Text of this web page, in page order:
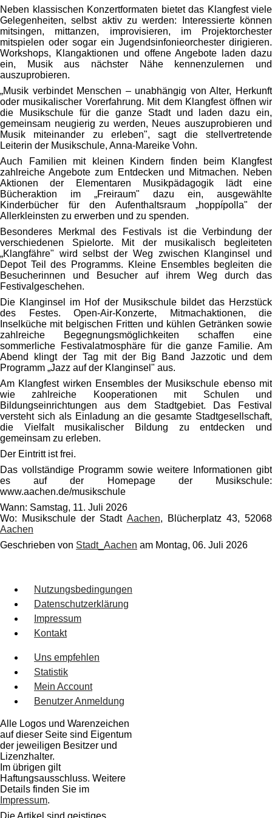
Neben klassischen Konzertformaten bietet das Klangfest viele
Gelegenheiten, selbst aktiv zu werden: Interessierte können
mitsingen, mittanzen, improvisieren, im Projektorchester
mitspielen oder sogar ein Jugendsinfonieorchester dirigieren.
Workshops, Klangaktionen und offene Angebote laden dazu
ein, Musik aus nächster Nähe kennenzulernen und
auszuprobieren.
„Musik verbindet Menschen – unabhängig von Alter, Herkunft
oder musikalischer Vorerfahrung. Mit dem Klangfest öffnen wir
die Musikschule für die ganze Stadt und laden dazu ein,
gemeinsam neugierig zu werden, Neues auszuprobieren und
Musik miteinander zu erleben", sagt die stellvertretende
Leiterin der Musikschule, Anna-Mareike Vohn.
Auch Familien mit kleinen Kindern finden beim Klangfest
zahlreiche Angebote zum Entdecken und Mitmachen. Neben
Aktionen der Elementaren Musikpädagogik lädt eine
Bücheraktion im „Freiraum" dazu ein, ausgewählte
Kinderbücher für den Aufenthaltsraum „hoppípolla" der
Allerkleinsten zu erwerben und zu spenden.
Besonderes Merkmal des Festivals ist die Verbindung der
verschiedenen Spielorte. Mit der musikalisch begleiteten
„Klangfähre" wird selbst der Weg zwischen Klanginsel und
Depot Teil des Programms. Kleine Ensembles begleiten die
Besucherinnen und Besucher auf ihrem Weg durch das
Festivalgeschehen.
Die Klanginsel im Hof der Musikschule bildet das Herzstück
des Festes. Open-Air-Konzerte, Mitmachaktionen, die
Inselküche mit belgischen Fritten und kühlen Getränken sowie
zahlreiche Begegnungsmöglichkeiten schaffen eine
sommerliche Festivalatmosphäre für die ganze Familie. Am
Abend klingt der Tag mit der Big Band Jazzotic und dem
Programm „Jazz auf der Klanginsel" aus.
Am Klangfest wirken Ensembles der Musikschule ebenso mit
wie zahlreiche Kooperationen mit Schulen und
Bildungseinrichtungen aus dem Stadtgebiet. Das Festival
versteht sich als Einladung an die gesamte Stadtgesellschaft,
die Vielfalt musikalischer Bildung zu entdecken und
gemeinsam zu erleben.
Der Eintritt ist frei.
Das vollständige Programm sowie weitere Informationen gibt
es auf der Homepage der Musikschule:
www.aachen.de/musikschule
Wann: Samstag, 11. Juli 2026
Wo: Musikschule der Stadt Aachen, Blücherplatz 43, 52068
Aachen
Geschrieben von Stadt_Aachen am Montag, 06. Juli 2026
Nutzungsbedingungen
Datenschutzerklärung
Impressum
Kontakt
Uns empfehlen
Statistik
Mein Account
Benutzer Anmeldung
Alle Logos und Warenzeichen
auf dieser Seite sind Eigentum
der jeweiligen Besitzer und
Lizenzhalter.
Im übrigen gilt
Haftungsausschluss. Weitere
Details finden Sie im
Impressum.